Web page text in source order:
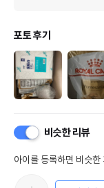
포토 후기
비슷한 리뷰
아이를 등록하면 비슷